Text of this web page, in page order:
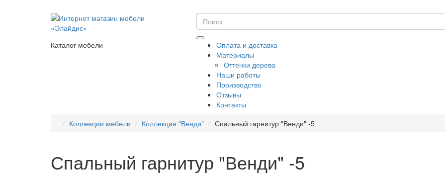
Каталог мебели
Оплата и доставка
Материалы
Оттенки дерева
Наши работы
Производство
Отзывы
Контакты
Коллекции мебели
Коллекция "Венди" Спальный гарнитур "Венди" -5
Спальный гарнитур "Венди" -5